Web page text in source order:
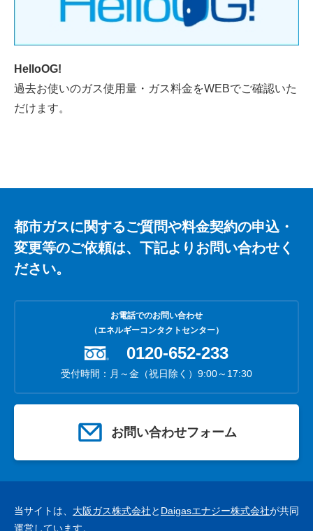
HelloOG!
過去お使いのガス使用量・ガス料金をWEBでご確認いた
だけます。
都市ガスに関するご質問や料金契約の申込・
変更等のご依頼は、下記よりお問い合わせく
ださい。
お電話でのお問い合わせ
（エネルギーコンタクトセンター）
0120-652-233
受付時間：月～金（祝日除く）9:00～17:30
お問い合わせフォーム
当サイトは、 大阪ガス株式会社と Daigasエナジー株式会社が共同
運営しています。